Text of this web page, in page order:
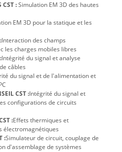
CST :Simulation EM 3D des hautes
EM 3D pour la statique et les
Interaction des champs
les charges mobiles libres
Intégrité du signal et analyse
câbles
du signal et de l'alimentation et
CST :Intégrité du signal et
configurations de circuits
:Effets thermiques et
électromagnétiques
:Simulateur de circuit, couplage de
d'assemblage de systèmes